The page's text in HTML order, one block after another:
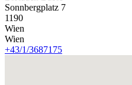
Sonnbergplatz 7
1190
Wien
Wien
+43/1/3687175